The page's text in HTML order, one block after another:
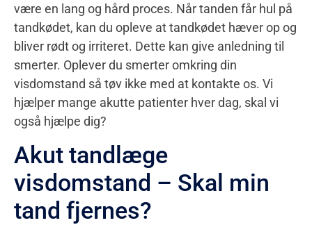
være en lang og hård proces. Når tanden får hul på
tandkødet, kan du opleve at tandkødet hæver op og
bliver rødt og irriteret. Dette kan give anledning til
smerter. Oplever du smerter omkring din
visdomstand så tøv ikke med at kontakte os. Vi
hjælper mange akutte patienter hver dag, skal vi
også hjælpe dig?
Akut tandlæge
visdomstand – Skal min
tand fjernes?